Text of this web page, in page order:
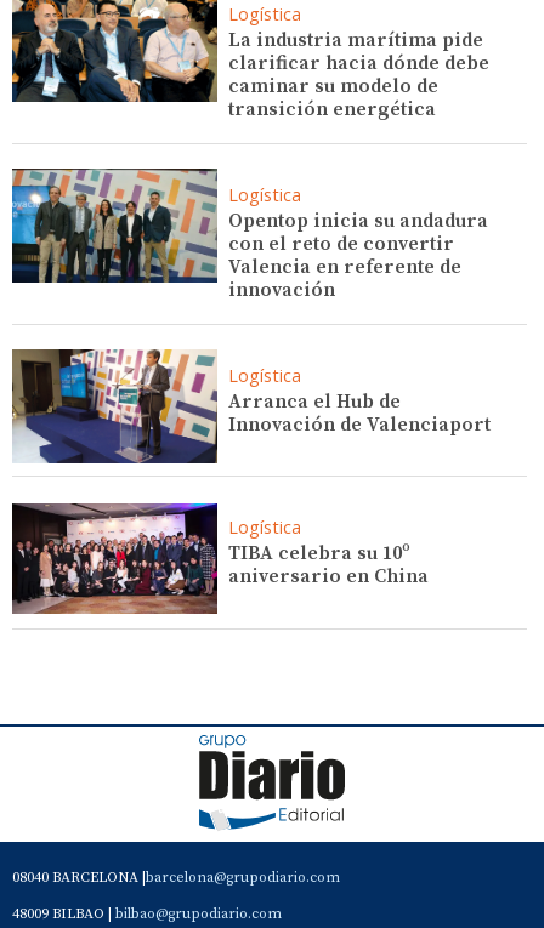
Logística
La industria marítima pide
clarificar hacia dónde debe
caminar su modelo de
transición energética
Logística
Opentop inicia su andadura
con el reto de convertir
Valencia en referente de
innovación
Logística
Arranca el Hub de
Innovación de Valenciaport
Logística
TIBA celebra su 10º
aniversario en China
08040 BARCELONA | barcelona@grupodiario.com
48009 BILBAO | bilbao@grupodiario.com